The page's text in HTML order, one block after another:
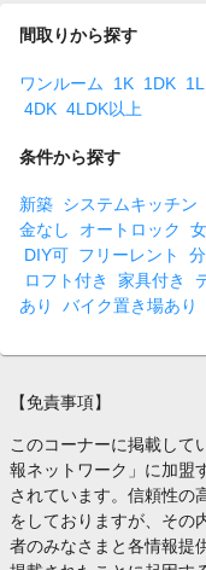
間取りから探す
ワンルーム 1K 1DK
4DK 4LDK以上
条件から探す
新築 システムキッチン
金なし
オートロック
DIY可 フリーレント
ロフト付き
家具付き
あり
バイク置き場あり
【免責事項】
このコーナーに掲載して
報ネットワーク」に加盟
されています。信頼性の
をしておりますが、その
者のみなさまと各情報提